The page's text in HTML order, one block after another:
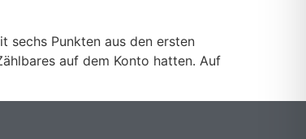
sechs Punkten aus den ersten
auf dem Konto hatten. Auf